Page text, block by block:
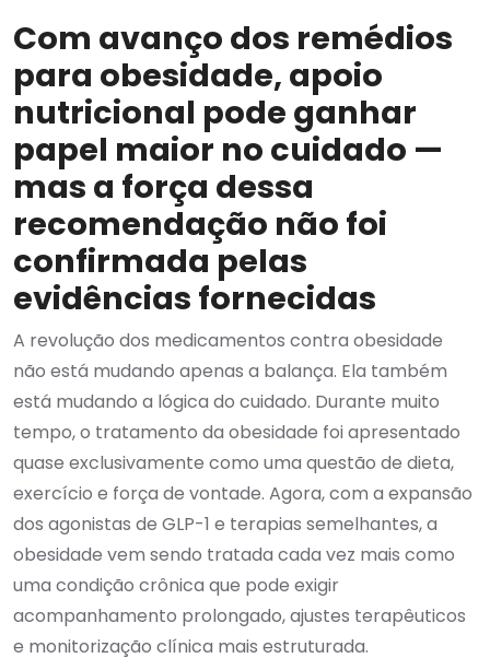
Com avanço dos remédios
para obesidade, apoio
nutricional pode ganhar
papel maior no cuidado —
mas a força dessa
recomendação não foi
confirmada pelas
evidências fornecidas
A revolução dos medicamentos contra obesidade
não está mudando apenas a balança. Ela também
está mudando a lógica do cuidado. Durante muito
tempo, o tratamento da obesidade foi apresentado
quase exclusivamente como uma questão de dieta,
exercício e força de vontade. Agora, com a expansão
dos agonistas de GLP-1 e terapias semelhantes, a
obesidade vem sendo tratada cada vez mais como
uma condição crônica que pode exigir
acompanhamento prolongado, ajustes terapêuticos
e monitorização clínica mais estruturada.